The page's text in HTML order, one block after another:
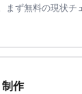
まず無料の現状チ
制作